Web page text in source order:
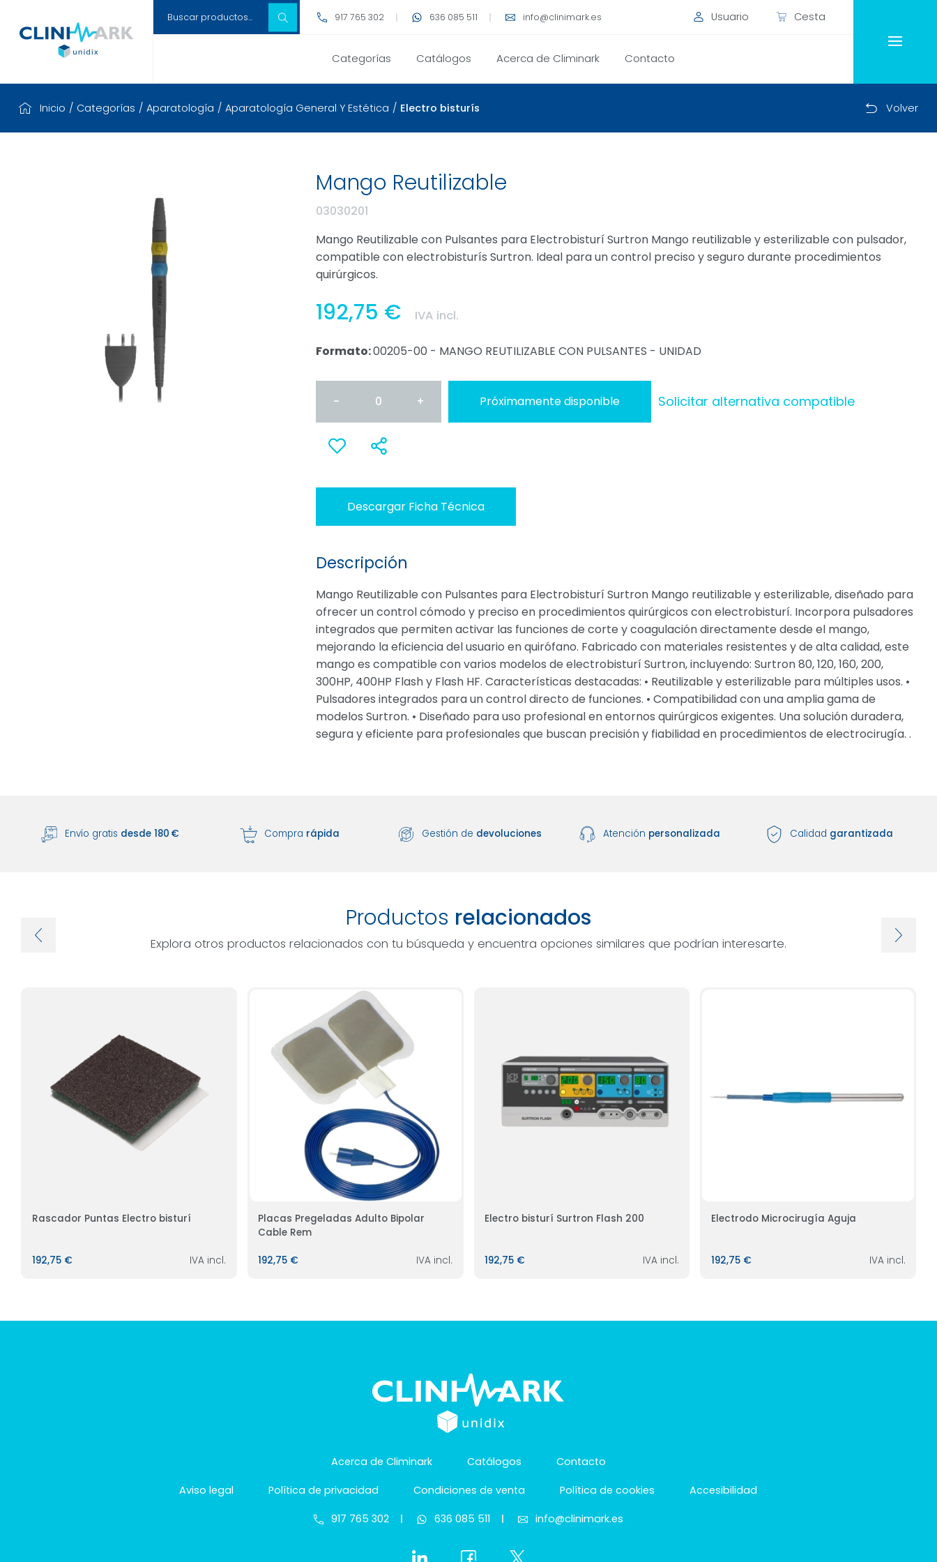
917 765 302 636 085 511 info@clinimark.es Usuario Cesta
Categorías Catálogos Acerca de Climinark Contacto
Inicio / Categorías / Aparatología / Aparatología General Y Estética / Electro bisturís Volver
Mango Reutilizable
03030201
Mango Reutilizable con Pulsantes para Electrobisturí Surtron Mango reutilizable y esterilizable con pulsador,
compatible con electrobisturís Surtron. Ideal para un control preciso y seguro durante procedimientos
quirúrgicos.
192,75 € IVA incl.
Formato:00205-00 - MANGO REUTILIZABLE CON PULSANTES - UNIDAD
- 0 + Próximamente disponible Solicitar alternativa compatible
Anadir
a favoritos
Descargar Ficha Técnica
Descripción
Mango Reutilizable con Pulsantes para Electrobisturí Surtron Mango reutilizable y esterilizable, diseñado para
ofrecer un control cómodo y preciso en procedimientos quirúrgicos con electrobisturí. Incorpora pulsadores
integrados que permiten activar las funciones de corte y coagulación directamente desde el mango,
mejorando la eficiencia del usuario en quirófano. Fabricado con materiales resistentes y de alta calidad, este
mango es compatible con varios modelos de electrobisturí Surtron, incluyendo: Surtron 80, 120, 160, 200,
300HP, 400HP Flash y Flash HF. Características destacadas: • Reutilizable y esterilizable para múltiples usos. •
Pulsadores integrados para un control directo de funciones. • Compatibilidad con una amplia gama de
modelos Surtron. • Diseñado para uso profesional en entornos quirúrgicos exigentes. Una solución duradera,
segura y eficiente para profesionales que buscan precisión y fiabilidad en procedimientos de electrocirugía. .
Envío gratis desde 180 € Compra rápida Gestión de devoluciones Atención personalizada Calidad garantizada
Productos relacionados
Explora otros productos relacionados con tu búsqueda y encuentra opciones similares que podrían interesarte.
Rascador Puntas Electro bisturí
192,75 € IVA incl.
Placas Pregeladas Adulto Bipolar
Cable Rem
192,75 € IVA incl.
Electro bisturí Surtron Flash 200
192,75 € IVA incl.
Electrodo Microcirugía Aguja
192,75 € IVA incl.
Acerca de Climinark Catálogos Contacto
Aviso legal Política de privacidad Condiciones de venta Política de cookies Accesibilidad
917 765 302 636 085 511 info@clinimark.es